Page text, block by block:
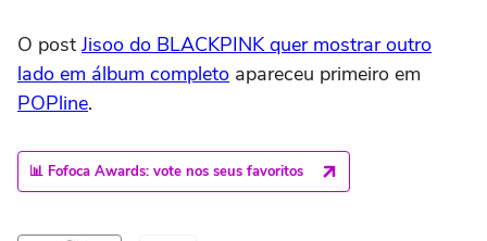
O post Jisoo do BLACKPINK quer mostrar outro
lado em álbum completo apareceu primeiro em
POPline.
📊 Fofoca Awards: vote nos seus favoritos